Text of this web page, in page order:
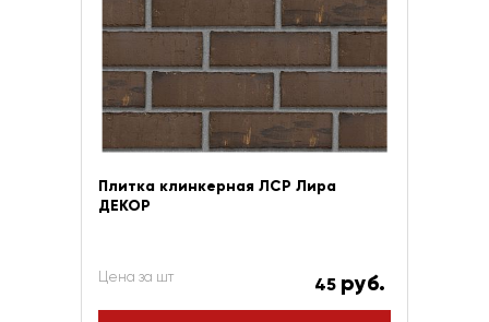
Плитка клинкерная ЛСР Лира
ДЕКОР
Цена за шт 45 руб.